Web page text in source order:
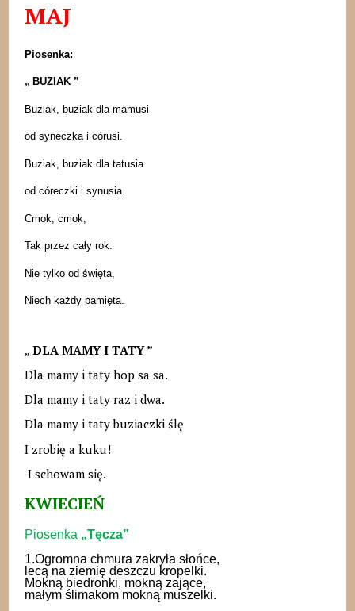
MAJ
Piosenka:
„ BUZIAK ”
Buziak, buziak dla mamusi
od syneczka i córusi.
Buziak, buziak dla tatusia
od córeczki i synusia.
Cmok, cmok,
Tak przez cały rok.
Nie tylko od święta,
Niech każdy pamięta.
„ DLA MAMY I TATY ”
Dla mamy i taty hop sa sa.
Dla mamy i taty raz i dwa.
Dla mamy i taty buziaczki ślę
I zrobię a kuku!
I schowam się.
KWIECIEŃ
Piosenka „Tęcza”
1.Ogromna chmura zakryła słońce,
lecą na ziemię deszczu kropelki.
Mokną biedronki, mokną zające,
małym ślimakom mokną muszelki.